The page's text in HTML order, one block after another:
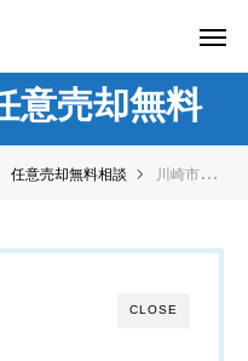
意売却無料
意売却無料相談 川崎市宮前区 任意売却無料相談
CLOSE